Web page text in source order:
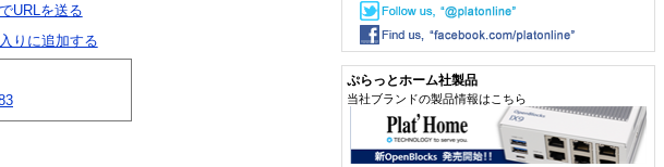
URLを送る
りに追加する
ぷらっとホーム社製品
当社ブランドの製品情報はこちら